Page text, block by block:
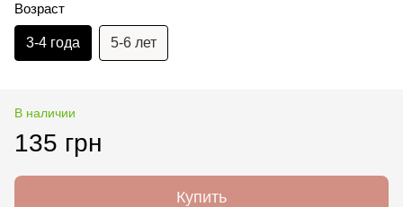
Возраст
3-4 года 5-6 лет
В наличии
135 грн
Купить